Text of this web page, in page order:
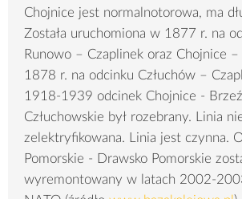
Chojnice jest normalnotorowa, ma
Została uruchomiona w 1877 r. na
Runowo – Czaplinek oraz Chojnice –
1878 r. na odcinku Człuchów –
1918-1939 odcinek Chojnice -
Człuchowskie był rozebrany. Linia
zelektryfikowana. Linia jest czynna.
Pomorskie - Drawsko Pomorskie
wyremontowany w latach 2002-